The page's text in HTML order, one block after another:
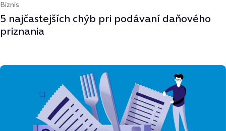
Biznis
5 najčastejších chýb pri podávaní daňového
priznania